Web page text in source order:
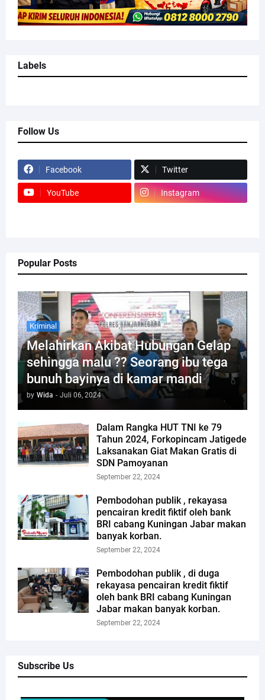
Labels
Follow Us
Facebook Twitter
YouTube Instagram
Popular Posts
Kriminal
Melahirkan Akibat Hubungan Gelap
sehingga malu ?? Seorang ibu tega
bunuh bayinya di kamar mandi
by Wida - Juli 06, 2024
Dalam Rangka HUT TNI ke 79
Tahun 2024, Forkopincam Jatigede
Laksanakan Giat Makan Gratis di
SDN Pamoyanan
September 22, 2024
Pembodohan publik , rekayasa
pencairan kredit fiktif oleh bank
BRI cabang Kuningan Jabar makan
banyak korban.
September 22, 2024
Pembodohan publik , di duga
rekayasa pencairan kredit fiktif
oleh bank BRI cabang Kuningan
Jabar makan banyak korban.
September 22, 2024
Subscribe Us